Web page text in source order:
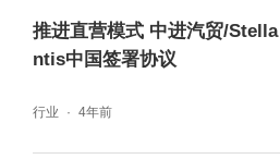
推进直营模式 中进汽贸/Stella
ntis中国签署协议
行业 4年前